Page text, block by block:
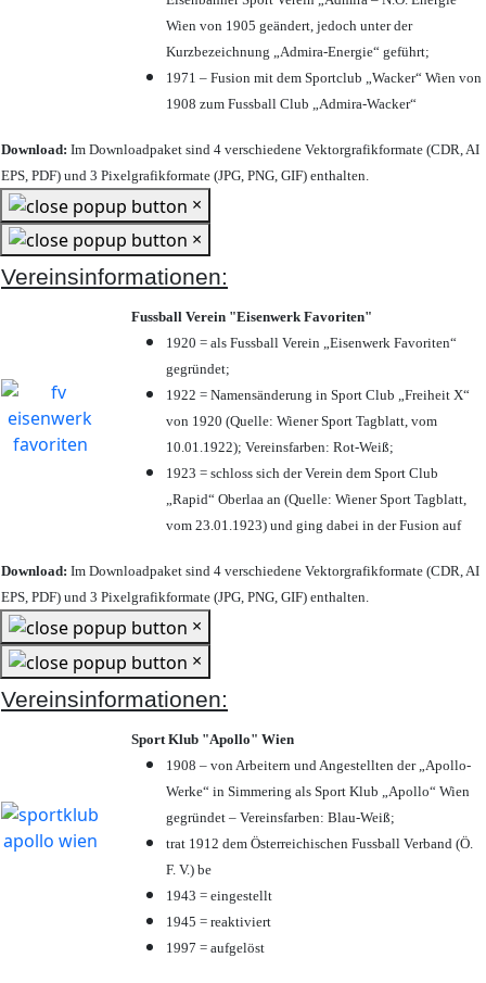
Wien von 1905 geändert, jedoch unter der
Kurzbezeichnung „Admira-Energie“ geführt;
1971 – Fusion mit dem Sportclub „Wacker“ Wien von
1908 zum Fussball Club „Admira-Wacker“
Download: Im Downloadpaket sind 4 verschiedene Vektorgrafikformate (CDR, AI
EPS, PDF) und 3 Pixelgrafikformate (JPG, PNG, GIF) enthalten.
×
×
Vereinsinformationen:
Fussball Verein "Eisenwerk Favoriten"
1920 = als Fussball Verein „Eisenwerk Favoriten“
gegründet;
1922 = Namensänderung in Sport Club „Freiheit X“
von 1920 (Quelle: Wiener Sport Tagblatt, vom
10.01.1922); Vereinsfarben: Rot-Weiß;
1923 = schloss sich der Verein dem Sport Club
„Rapid“ Oberlaa an (Quelle: Wiener Sport Tagblatt,
vom 23.01.1923) und ging dabei in der Fusion auf
Download: Im Downloadpaket sind 4 verschiedene Vektorgrafikformate (CDR, AI
EPS, PDF) und 3 Pixelgrafikformate (JPG, PNG, GIF) enthalten.
×
×
Vereinsinformationen:
Sport Klub "Apollo" Wien
1908 – von Arbeitern und Angestellten der „Apollo-
Werke“ in Simmering als Sport Klub „Apollo“ Wien
gegründet – Vereinsfarben: Blau-Weiß;
trat 1912 dem Österreichischen Fussball Verband (Ö.
F. V.) be
1943 = eingestellt
1945 = reaktiviert
1997 = aufgelöst